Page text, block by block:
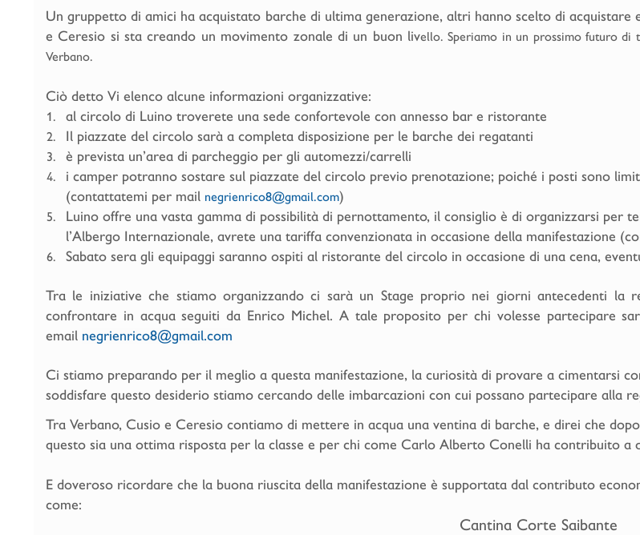
Un gruppetto di amici ha acquistato barche di ultima generazione, altri hanno scelto di
e Ceresio si sta creando un movimento zonale di un buon livello. Speriamo in un prossimo futuro di
Verbano.
Ciò detto Vi elenco alcune informazioni organizzative:
al circolo di Luino troverete una sede confortevole con annesso bar e ristorante
Il piazzate del circolo sarà a completa disposizione per le barche dei regatanti
è prevista un’area di parcheggio per gli automezzi/carrelli
i camper potranno sostare sul piazzate del circolo previo prenotazione; poiché i posti sono
(contattatemi per mail negrienrico8@gmail.com)
Luino offre una vasta gamma di possibilità di pernottamento, il consiglio è di organizzarsi per
l’Albergo Internazionale, avrete una tariffa convenzionata in occasione della manifestazione
Sabato sera gli equipaggi saranno ospiti al ristorante del circolo in occasione di una cena,
Tra le iniziative che stiamo organizzando ci sarà un Stage proprio nei giorni antecedenti
confrontare in acqua seguiti da Enrico Michel. A tale proposito per chi volesse partecipare
email negrienrico8@gmail.com
Ci stiamo preparando per il meglio a questa manifestazione, la curiosità di provare a cimentarsi
soddisfare questo desiderio stiamo cercando delle imbarcazioni con cui possano partecipare alla
Tra Verbano, Cusio e Ceresio contiamo di mettere in acqua una ventina di barche, e direi che
questo sia una ottima risposta per la classe e per chi come Carlo Alberto Conelli ha contribuito a
E doveroso ricordare che la buona riuscita della manifestazione è supportata dal contributo
come:
Cantina Corte Saibante